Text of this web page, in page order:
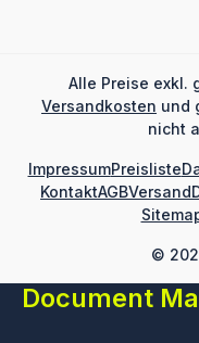
Alle Preise exkl.
Versandkosten und
nicht
©
ImpressumPreisliste
KontaktAGBVersand
Document